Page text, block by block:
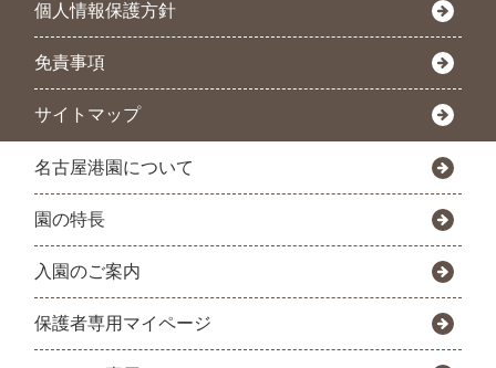
個人情報保護方針
免責事項
サイトマップ
名古屋港園について
園の特長
入園のご案内
保護者専用マイページ